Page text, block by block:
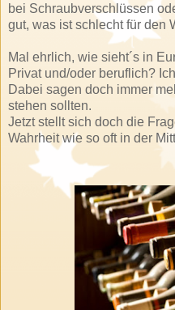
bei Schraubverschlüssen
gut, was ist schlecht für den
Mal ehrlich, wie sieht´s in
Privat und/oder beruflich?
Dabei sagen doch immer
stehen sollten.
Jetzt stellt sich doch die
Wahrheit wie so oft in der